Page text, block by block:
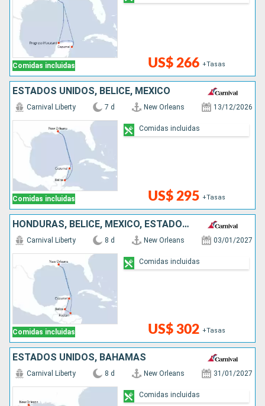
Comidas incluidas US$ 266 +Tasas
ESTADOS UNIDOS, BELICE, MÉXICO
Comidas incluidas
Carnival Liberty 7 d New Orleans 13/12/2026
US$ 295 +Tasas
Comidas incluidas
HONDURAS, BELICE, MÉXICO, ESTADOS UNIDOS
Comidas incluidas
Carnival Liberty 8 d New Orleans 03/01/2027
US$ 302 +Tasas
Comidas incluidas
ESTADOS UNIDOS, BAHAMAS
Carnival Liberty 8 d New Orleans 31/01/2027
Comidas incluidas